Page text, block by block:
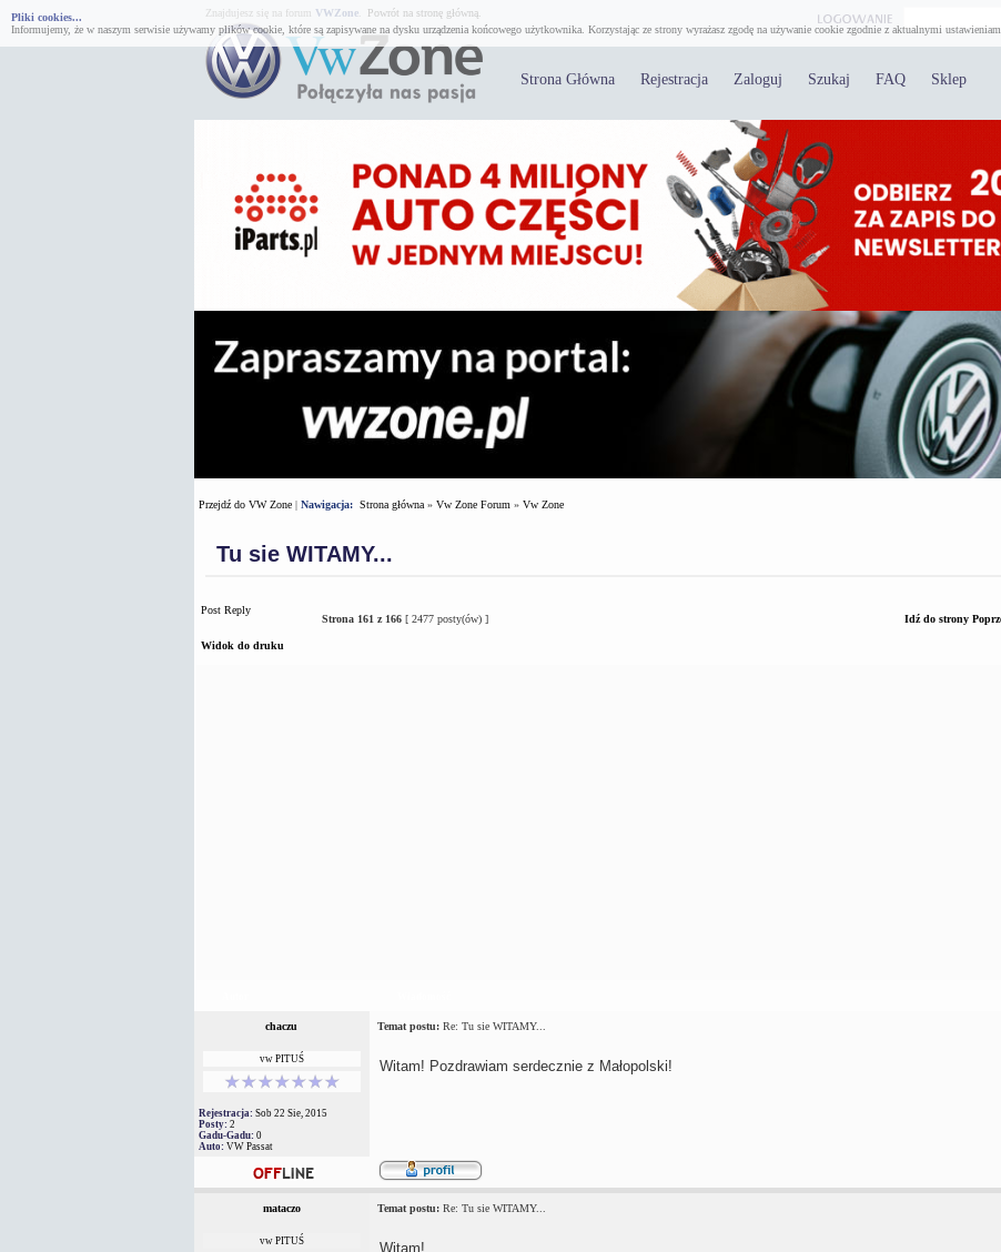
Pliki cookies...
Informujemy, że w naszym serwisie używamy plików cookie, które są zapisywane na dysku urządzenia końcowego użytkownika. Korzystając ze strony wyrażasz zgodę na używanie cookie zgodnie z aktualnymi
Znajdujesz się na forum VWZone. Powrót na stronę główną.
Strona Główna Rejestracja Zaloguj Szukaj FAQ Sklep
Przejdź do VW Zone| Nawigacja: Strona główna» Vw Zone Forum » Vw Zone
Tu sie WITAMY...
Post Reply
Strona 161 z 166[ 2477 posty(ów) ] Idź do strony
Widok do druku
chaczu Temat postu:Re: Tu sie WITAMY...
vw PITUŚ
Rejestracja: Sob 22 Sie, 2015
Posty: 2
Gadu-Gadu: 0
Auto: VW Passat
Witam! Pozdrawiam serdecznie z Małopolski!
mataczo Temat postu:Re: Tu sie WITAMY...
vw PITUŚ
Witam!